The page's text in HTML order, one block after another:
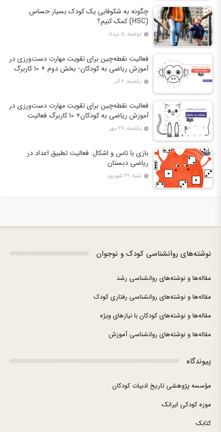
چگونه به شکوفایی یک کودک بسیار حساس
(HSC) کمک کنیم؟
دوشنبه, ۵ مرداد
فعالیت نقطه‌چین برای تقویت مهارت دست‌ورزی در
آموزش ریاضی به کودکان- بخش دوم + 10 کاربرگ
فعالیت
یکشنبه, ۲ آذر
فعالیت نقطه‌چین برای تقویت مهارت دست‌ورزی در
آموزش ریاضی به کودکان+ 10 کاربرگ فعالیت
یکشنبه, ۲۷ مهر
بازی با تاس و اشکال: فعالیت تطبیق اعداد در
ریاضی دبستان
شنبه, ۲۹ شهریور
نوشته‌های روانشناسی کودک و نوجوان
مقاله‌ها و نوشته‌های روانشناسی رشد
مقاله‌ها و نوشته‌های روانشناسی رفتاری کودک
مقاله‌ها و نوشته‌های کودکان با نیازهای ویژه
مقاله‌ها و نوشته‌های روانشناسی آموزش
پیوندگاه
مؤسسه پژوهشی تاریخ ادبیات کودکان
موزه کودکی ایرانک
کتابک